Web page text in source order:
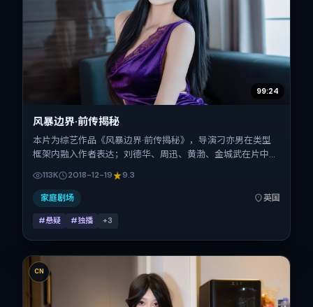
99:24
风暴边界·前传揭秘
本片为综艺作品《风暴边界·前传揭秘》，导演刁亦男在类型
框架内融入作者表达；刘德华、周迅、黄渤、金城武在片中承
国。上映时间 2018年12月19日（公映登记日 2018-12-19），
全片110分钟，节奏张弛有度。
113K 2018-12-19 9.3
家庭剧场 英国
#悬疑 #独播 +3
CN